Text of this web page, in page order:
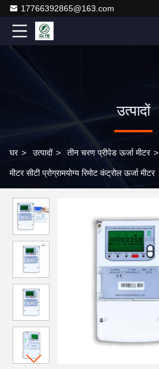
17766392865@163.com
उत्पादों
घर > उत्पादों > तीन चरण प्रीपेड ऊर्जा मीटर >
मीटर सीटी प्रोग्रामयोग्य रिमोट कंट्रोल ऊर्जा मीटर